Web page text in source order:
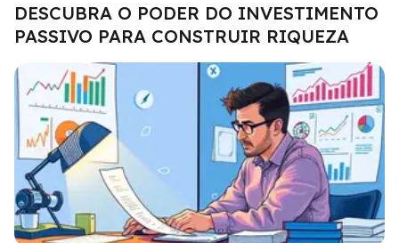
DESCUBRA O PODER DO INVESTIMENTO
PASSIVO PARA CONSTRUIR RIQUEZA